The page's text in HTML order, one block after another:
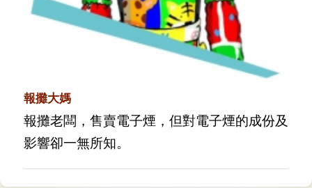
報攤大媽
報攤老闆，售賣電子煙，但對電子煙的成份及
影響卻一無所知。